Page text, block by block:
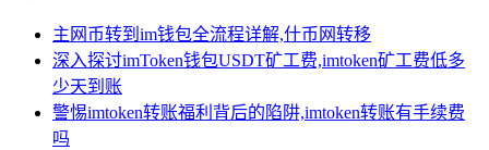
主网币转到im钱包全流程详解,什币网转移
深入探讨imToken钱包USDT矿工费,imtoken矿工费低多
少天到账
警惕imtoken转账福利背后的陷阱,imtoken转账有手续费
吗